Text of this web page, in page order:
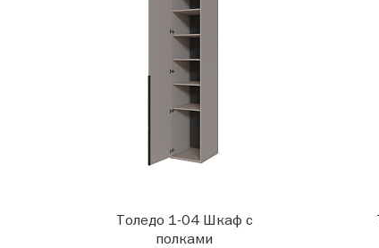
Толедо 1-04 Шкаф с
полками